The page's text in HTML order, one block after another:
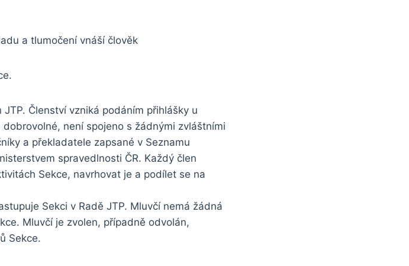
a tlumočení vnáší člověk
Členství vzniká podáním přihlášky u
není spojeno s žádnými zvláštními
a překladatele zapsané v Seznamu
spravedlnosti ČR. Každý člen
Sekce, navrhovat je a podílet se na
Sekci v Radě JTP. Mluvčí nemá žádná
Mluvčí je zvolen, případně odvolán,
Sekce.